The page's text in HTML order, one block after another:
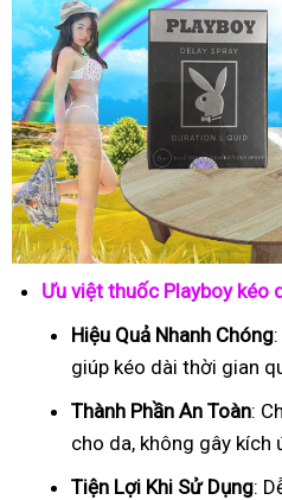
Ưu việt thuốc Playboy kéo
Hiệu Quả Nhanh Chóng
giúp kéo dài thời gian
Thành Phần An Toàn:
cho da, không gây kích
Tiện Lợi Khi Sử Dụng: